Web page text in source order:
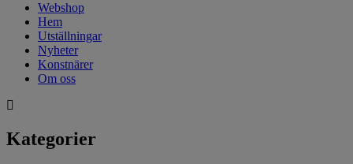
Webshop
Hem
Utställningar
Nyheter
Konstnärer
Om oss
Kategorier